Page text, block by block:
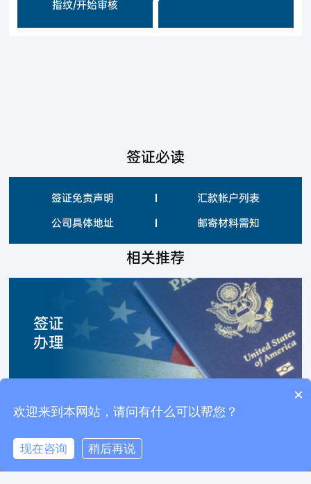
指纹/开始审核
签证必读
签证免责声明
汇款帐户列表
公司具体地址
邮寄材料需知
相关推荐
签证
办理
美国拒签调档
美国10年多次往返/停留期6个月
美国签证预约—预约加急
电话咨询 在线咨询
你们是怎么收费的呢？×
欢迎来到本网站，请问有什么可以帮您？
现在咨询 稍后再说